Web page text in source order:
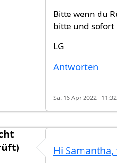
Bitte wenn du
bitte und sofort
LG
Antworten
Sa. 16 Apr 2022 - 11:32
Am 2.11. hab ich
Hi